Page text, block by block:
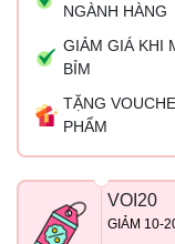
NGÀNH HÀNG
GIẢM GIÁ KHI
BỈM
TẶNG
PHẨM
VOI20
GIẢM 10-